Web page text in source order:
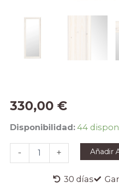
330,00 €
Disponibilidad: 44
-
ESPEJO
BLANCO
MADERA
DECORACIÓN
70
+ Añadir
30 días